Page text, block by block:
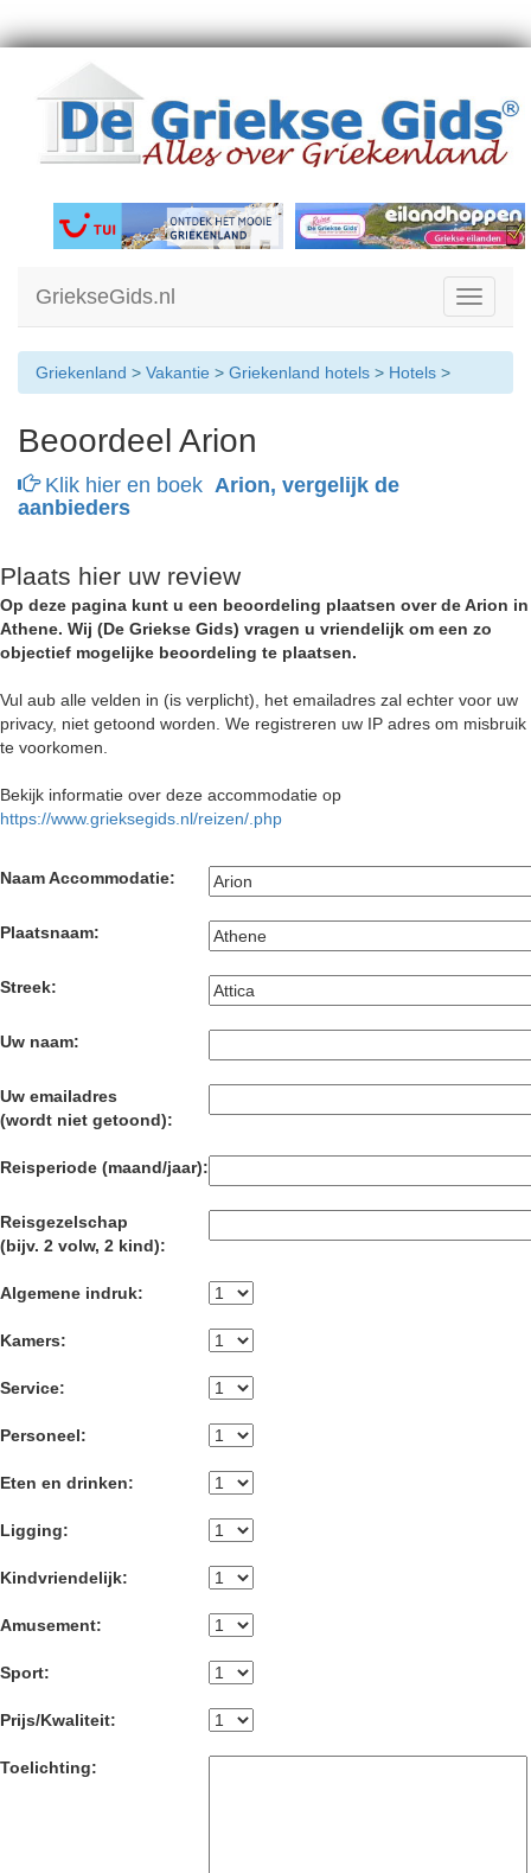
Toggle
GriekseGids.nl
Griekenland > Vakantie > Griekenland hotels > Hotels >
Beoordeel Arion
Klik hier en boek Arion, vergelijk de
aanbieders
Plaats hier uw review
Op deze pagina kunt u een beoordeling plaatsen over de Arion in
Athene. Wij (De Griekse Gids) vragen u vriendelijk om een zo
objectief mogelijke beoordeling te plaatsen.
Vul aub alle velden in (is verplicht), het emailadres zal echter voor uw
privacy, niet getoond worden. We registreren uw IP adres om misbruik
te voorkomen.
Bekijk informatie over deze accommodatie op
https://www.grieksegids.nl/reizen/.php
Naam Accommodatie:
Plaatsnaam:
Streek:
Uw naam:
Uw emailadres
(wordt niet getoond):
Reisperiode (maand/jaar):
Reisgezelschap
(bijv. 2 volw, 2 kind):
Algemene indruk:
Kamers:
Service:
Personeel:
Eten en drinken:
Ligging:
Kindvriendelijk:
Amusement:
Sport:
Prijs/Kwaliteit:
Toelichting: